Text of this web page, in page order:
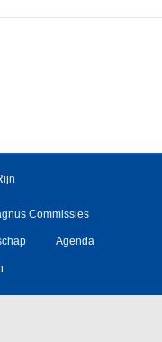
Commissies
Agenda